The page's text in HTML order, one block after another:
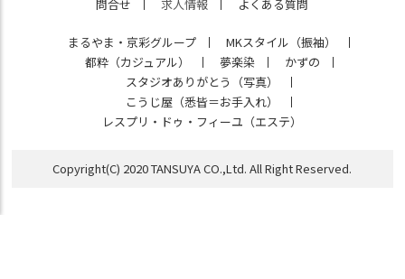
問合せ
求人情報 よくある質問
まるやま・京彩グループ
MKスタイル（振袖）
都粋（カジュアル）
夢楽染
かずの
スタジオありがとう（写真）
こうじ屋（悉皆＝お手入れ）
レスプリ・ドゥ・フィーユ（エステ）
Copyright(C) 2020 TANSUYA CO.,Ltd. All Right Reserved.